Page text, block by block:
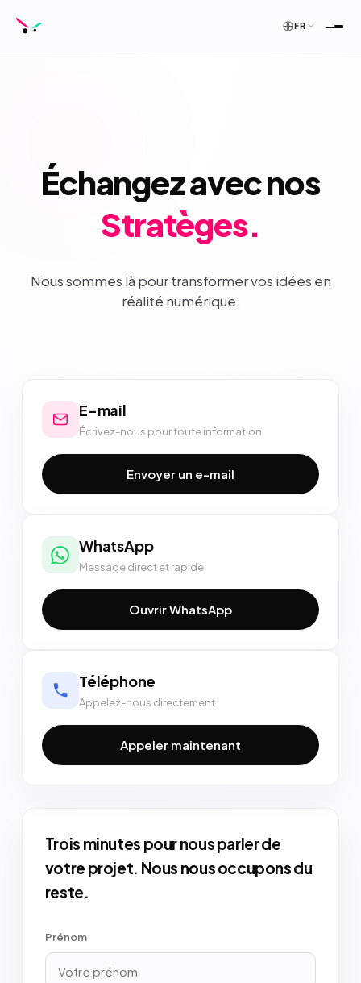
FR
Échangez avec nos
Stratèges.
Nous sommes là pour transformer vos idées en
réalité numérique.
E-mail
Écrivez-nous pour toute information
Envoyer un e-mail
WhatsApp
Message direct et rapide
Ouvrir WhatsApp
Téléphone
Appelez-nous directement
Appeler maintenant
Trois minutes pour nous parler de
votre projet. Nous nous occupons du
reste.
Prénom